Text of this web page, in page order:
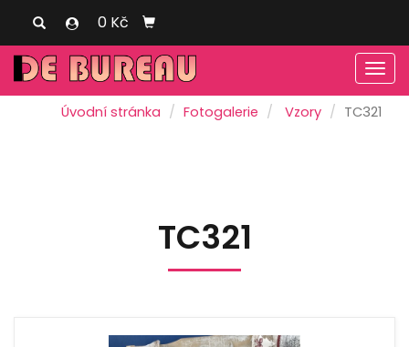
0 Kč
Úvodní stránka Fotogalerie Vzory TC321
TC321